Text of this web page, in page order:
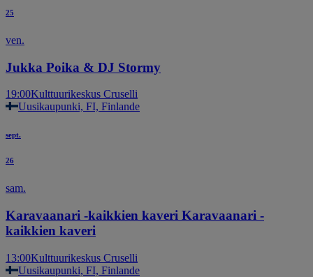
25
ven.
Jukka Poika & DJ Stormy
19:00Kulttuurikeskus Cruselli
Uusikaupunki, FI, Finlande
sept.
26
sam.
Karavaanari -kaikkien kaveri Karavaanari -
kaikkien kaveri
13:00Kulttuurikeskus Cruselli
Uusikaupunki, FI, Finlande